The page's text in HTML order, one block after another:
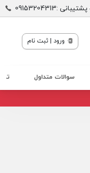
:09153204313
ورود | ثبت نام
سوالات متداول